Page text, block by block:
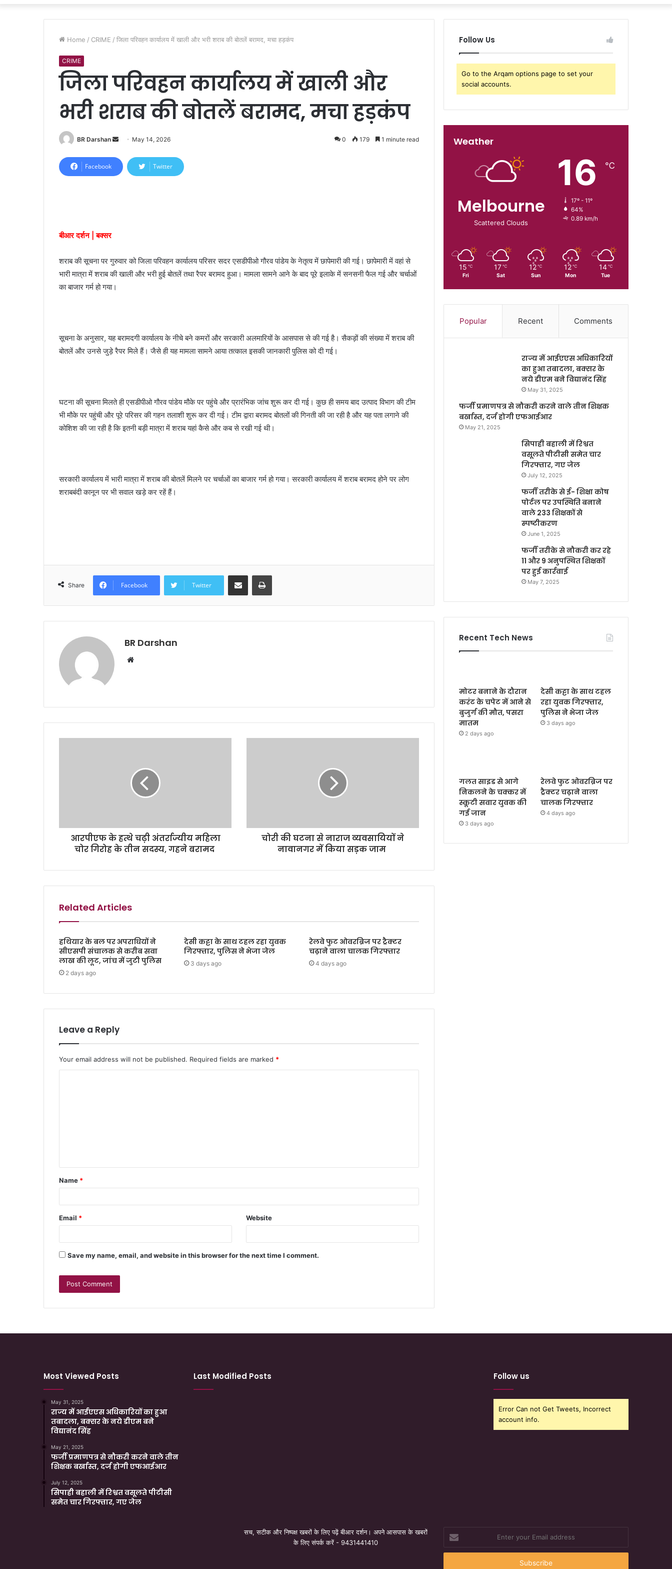
Home / CRIME / जिला परिवहन कार्यालय में खाली और भरी शराब की बोतलें बरामद, मचा हड़कंप
CRIME
जिला परिवहन कार्यालय में खाली और
भरी शराब की बोतलें बरामद, मचा हड़कंप
BR Darshan
n
d
l
May 14, 2026 0 179 1 minute read
Facebook Twitter
बीआर दर्शन | बक्सर
शराब की सूचना पर गुरुवार को जिला परिवहन कार्यालय परिसर सदर एसडीपीओ गौरव पांडेय के नेतृत्व में छापेमारी की गई। छापेमारी में वहां से
भारी मात्रा में शराब की खाली और भरी हुई बोतलें तथा रैपर बरामद हुआ। मामला सामने आने के बाद पूरे इलाके में सनसनी फैल गई और चर्चाओं
का बाजार गर्म हो गया।
सूचना के अनुसार, यह बरामदगी कार्यालय के नीचे बने कमरों और सरकारी अलमारियों के आसपास से की गई है। सैकड़ों की संख्या में शराब की
बोतलें और उनसे जुड़े रैपर मिले हैं। जैसे ही यह मामला सामने आया तत्काल इसकी जानकारी पुलिस को दी गई।
घटना की सूचना मिलते ही एसडीपीओ गौरव पांडेय मौके पर पहुंचे और प्रारंभिक जांच शुरू कर दी गई। कुछ ही समय बाद उत्पाद विभाग की टीम
भी मौके पर पहुंची और पूरे परिसर की गहन तलाशी शुरू कर दी गई। टीम द्वारा बरामद बोतलों की गिनती की जा रही है और यह पता लगाने की
कोशिश की जा रही है कि इतनी बड़ी मात्रा में शराब यहां कैसे और कब से रखी गई थी।
सरकारी कार्यालय में भारी मात्रा में शराब की बोतलें मिलने पर चर्चाओं का बाजार गर्म हो गया। सरकारी कार्यालय में शराब बरामद होने पर लोग
शराबबंदी कानून पर भी सवाल खड़े कर रहें हैं।
Share Facebook Twitter
BR Darshan
i
आरपीएफ के हत्थे चढ़ी अंतर्राज्यीय महिला
चोर गिरोह के तीन सदस्य, गहने बरामद
चोरी की घटना से नाराज व्यवसायियों ने
नावानगर में किया सड़क जाम
Related Articles
हथियार के बल पर अपराधियों ने
सीएसपी संचालक से करीब सवा
लाख की लूट, जांच में जुटी पुलिस
2 days ago
देसी कट्टा के साथ टहल रहा युवक
गिरफ्तार, पुलिस ने भेजा जेल
3 days ago
रेलवे फुट ओवरब्रिज पर ट्रैक्टर
चढ़ाने वाला चालक गिरफ्तार
4 days ago
Leave a Reply
Your email address will not be published. Required fields are marked *
Name *
Email * Website
Save my name, email, and website in this browser for the next time I comment.
Follow Us
Go to the Arqam options page to set your
social accounts.
Weather
Melbourne
Scattered Clouds
16 ℃
17º - 11º
64%
0.89 km/h
15 ℃
Fri
17 ℃
Sat
12 ℃
Sun
12 ℃
Mon
14 ℃
Tue
Popular Recent Comments
राज्य में आईएएस अधिकारियों
का हुआ तबादला, बक्सर के
नये डीएम बने विद्यानंद सिंह
May 31, 2025
फर्जी प्रमाणपत्र से नौकरी करने वाले तीन शिक्षक
बर्खास्त, दर्ज होगी एफआईआर
May 21, 2025
सिपाही बहाली में रिश्वत
वसूलते पीटीसी समेत चार
गिरफ्तार, गए जेल
July 12, 2025
फर्जी तरीके से ई- शिक्षा कोष
पोर्टल पर उपस्थिति बनाने
वाले 233 शिक्षकों से
स्पष्टीकरण
June 1, 2025
फर्जी तरीके से नौकरी कर रहे
11 और 9 अनुपस्थित शिक्षकों
पर हुई कार्रवाई
May 7, 2025
Recent Tech News
मोटर बनाने के दौरान
करंट के चपेट में आने से
बुजुर्ग की मौत, पसरा
मातम
2 days ago
देसी कट्टा के साथ टहल
रहा युवक गिरफ्तार,
पुलिस ने भेजा जेल
3 days ago
गलत साइड से आगे
निकलने के चक्कर में
स्कूटी सवार युवक की
गई जान
3 days ago
रेलवे फुट ओवरब्रिज पर
ट्रैक्टर चढ़ाने वाला
चालक गिरफ्तार
4 days ago
Most Viewed Posts
May 31, 2025
राज्य में आईएएस अधिकारियों का हुआ
तबादला, बक्सर के नये डीएम बने
विद्यानंद सिंह
May 21, 2025
फर्जी प्रमाणपत्र से नौकरी करने वाले तीन
शिक्षक बर्खास्त, दर्ज होगी एफआईआर
July 12, 2025
सिपाही बहाली में रिश्वत वसूलते पीटीसी
समेत चार गिरफ्तार, गए जेल
Last Modified Posts Follow us
Error Can not Get Tweets, Incorrect
account info.
सच, सटीक और निष्पक्ष खबरों के लिए पढ़ें बीआर दर्शन। अपने आसपास के खबरों
के लिए संपर्क करें - 9431441410
Enter
your
Email